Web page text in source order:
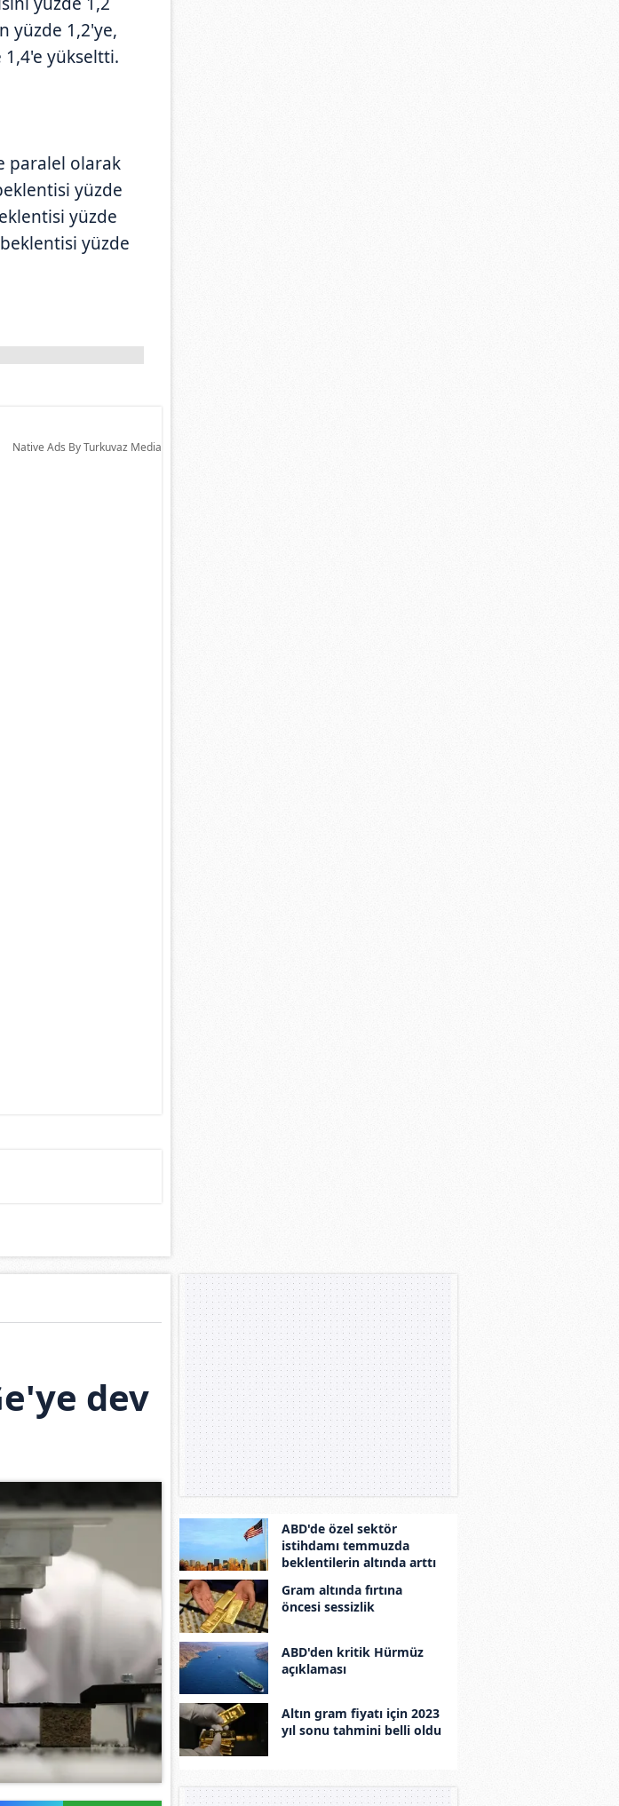
yüzde 1,2'ye,
1,4'e yükseltti.
paralel olarak
yüzde
yüzde
yüzde
Native Ads By Turkuvaz Media
dev
ABD'de özel sektör
istihdamı temmuzda
beklentilerin altında arttı
Gram altında fırtına
öncesi sessizlik
ABD'den kritik Hürmüz
açıklaması
Altın gram fiyatı için 2023
yıl sonu tahmini belli oldu